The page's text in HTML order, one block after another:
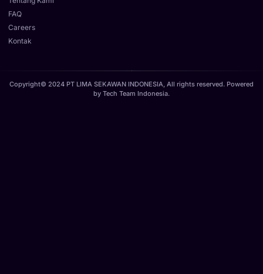
FAQ
Careers
Kontak
Copyright© 2024 PT LIMA SEKAWAN INDONESIA, All rights reserved. Powered
by Tech Team Indonesia.